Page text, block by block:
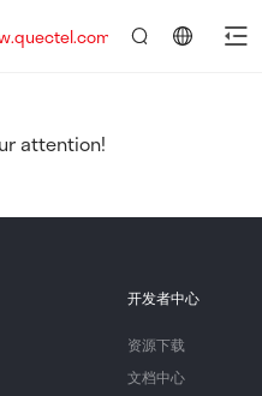
attention!
开发者中心
资源下载
文档中心